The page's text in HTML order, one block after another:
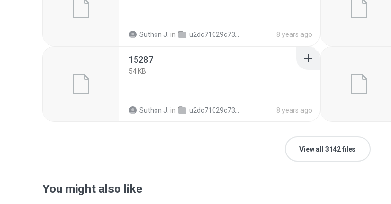
Suthon J. in u2dc71029c73ab05f3948321552b09ed1 8 years ago
15287
54 KB
Suthon J. in u2dc71029c73ab05f3948321552b09ed1 8 years ago
View all 3142 files
You might also like